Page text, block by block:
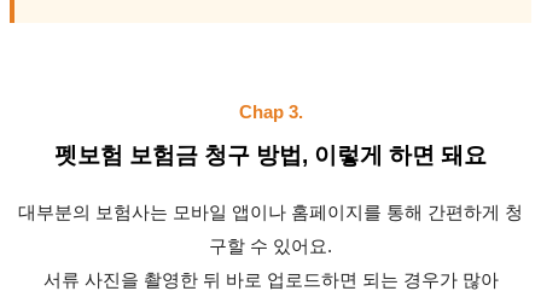
Chap 3.
펫보험 보험금 청구 방법, 이렇게 하면 돼요
대부분의 보험사는 모바일 앱이나 홈페이지를 통해 간편하게 청
구할 수 있어요.
서류 사진을 촬영한 뒤 바로 업로드하면 되는 경우가 많아